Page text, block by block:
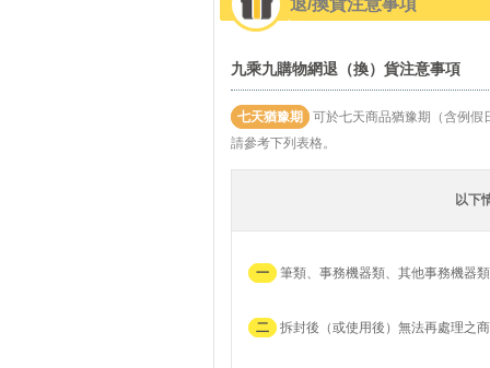
九乘九購物網退（換）貨注意事項
七天猶豫期
可於七天商品猶豫期（含例假
請參考下列表格。
以下
一 筆類、事務機器類、其他事務機器
二 拆封後（或使用後）無法再處理之